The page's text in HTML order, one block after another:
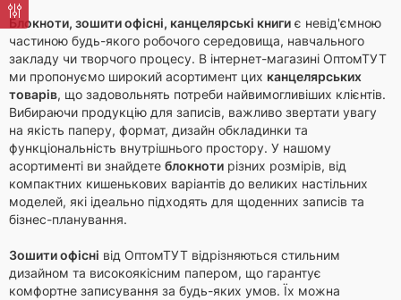
Блокноти, зошити офісні, канцелярські книги є невід'ємною
частиною будь-якого робочого середовища, навчального
закладу чи творчого процесу. В інтернет-магазині ОптомТУТ
ми пропонуємо широкий асортимент цих канцелярських
товарів, що задовольнять потреби найвимогливіших клієнтів.
Вибираючи продукцію для записів, важливо звертати увагу
на якість паперу, формат, дизайн обкладинки та
функціональність внутрішнього простору. У нашому
асортименті ви знайдете блокноти різних розмірів, від
компактних кишенькових варіантів до великих настільних
моделей, які ідеально підходять для щоденних записів та
бізнес-планування.
Зошити офісні від ОптомТУТ відрізняються стильним
дизайном та високоякісним папером, що гарантує
комфортне записування за будь-яких умов. Їх можна